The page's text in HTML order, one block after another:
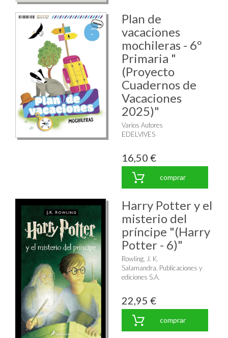
Plan de
vacaciones
mochileras - 6º
Primaria "
(Proyecto
Cuadernos de
Vacaciones
2025)"
Varios Autores
EDELVIVES
16,50 €
comprar
Harry Potter y el
misterio del
príncipe "(Harry
Potter - 6)"
Rowling, J. K.
Salamandra, Publicaciones y
ediciones S.A.
22,95 €
comprar